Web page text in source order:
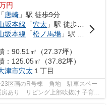
円
「 唐崎 」駅 徒歩9分
坂本線 「穴太 」駅 徒歩6分
坂本線 「松ノ馬場 」駅 徒歩21分
：90.51㎡（27.37坪）
：125.05㎡（37.82坪）
津市穴太 １丁目
区画のR号棟 角地 駐車スペー
あり リビング上部吹抜け 子育て